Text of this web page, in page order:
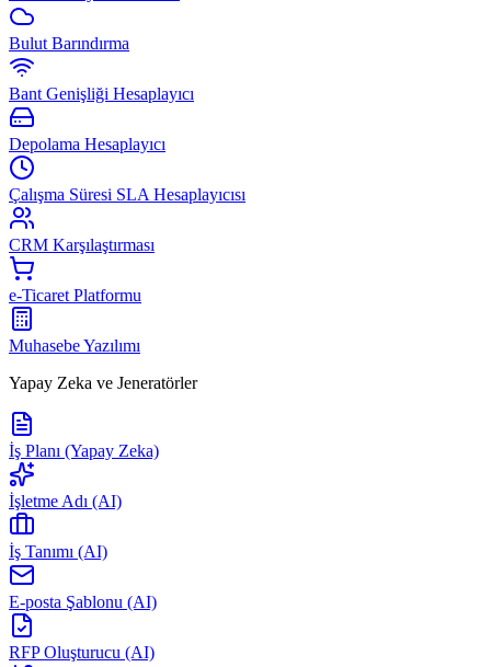
Bulut Barındırma
Bant Genişliği Hesaplayıcı
Depolama Hesaplayıcı
Çalışma Süresi SLA Hesaplayıcısı
CRM Karşılaştırması
e-Ticaret Platformu
Muhasebe Yazılımı
Yapay Zeka ve Jeneratörler
İş Planı (Yapay Zeka)
İşletme Adı (AI)
İş Tanımı (AI)
E-posta Şablonu (AI)
RFP Oluşturucu (AI)